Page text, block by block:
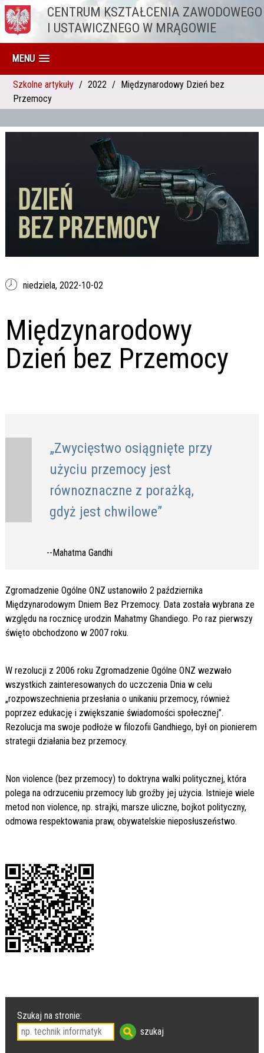
Przejdź do treściCENTRUM KSZTAŁCENIA ZAWODOWEGO
I USTAWICZNEGO W MRĄGOWIE
MENU
Szkolne artykuły 2022
Międzynarodowy Dzień bez
Przemocy
niedziela, 2022-10-02
Międzynarodowy
Dzień bez Przemocy
„Zwycięstwo osiągnięte przy
użyciu przemocy jest
równoznaczne z porażką,
gdyż jest chwilowe”
--Mahatma Gandhi
Zgromadzenie Ogólne ONZ ustanowiło 2 października
Międzynarodowym Dniem Bez Przemocy. Data została wybrana ze
względu na rocznicę urodzin Mahatmy Ghandiego. Po raz pierwszy
święto obchodzono w 2007 roku.
W rezolucji z 2006 roku Zgromadzenie Ogólne ONZ wezwało
wszystkich zainteresowanych do uczczenia Dnia w celu
„rozpowszechnienia przesłania o unikaniu przemocy, również
poprzez edukację i zwiększanie świadomości społecznej”.
Rezolucja ma swoje podłoże w filozofii Gandhiego, był on pionierem
strategii działania bez przemocy.
Non violence (bez przemocy) to doktryna walki politycznej, która
polega na odrzuceniu przemocy lub groźby jej użycia. Istnieje wiele
metod non violence, np. strajki, marsze uliczne, bojkot polityczny,
odmowa respektowania praw, obywatelskie nieposłuszeństwo.
Szukaj na stronie: